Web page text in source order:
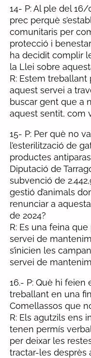
14- P: Al ple del
prec perquè
comunitaris per
protecció i
ha decidit complir
la Llei sobre
R: Estem
aquest servei a
buscar gent que a
aquest sentit, com
15- P: Per què no
l’esterilització de
productes
Diputació de
subvenció de
gestió d’animals
renunciar a
de 2024?
R: Es una feina que
servei de
s’inicien les
servei de
16.- P: Què hi feien
treballant en una
Comellassos que
R: Els agutzils ens
tenen permís
per deixar les
tractar-les desprès